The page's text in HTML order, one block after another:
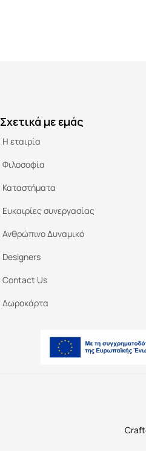
Σχετικά με εμάς
Η εταιρία
Φιλοσοφία
Καταστήματα
Ευκαιρίες συνεργασίας
Ανθρώπινο Δυναμικό
Designers
Contact Us
Δωροκάρτα